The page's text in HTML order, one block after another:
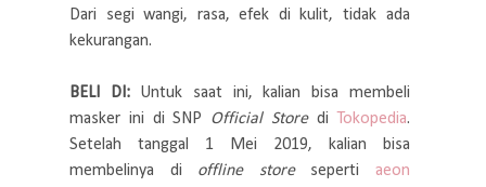
Dari segi wangi, rasa, efek di kulit, tidak ada
kekurangan.
BELI DI: Untuk saat ini, kalian bisa membeli
masker ini di SNP Official Storedi Tokopedia.
Setelah tanggal 1 Mei 2019, kalian bisa
membelinya di offline store seperti aeon